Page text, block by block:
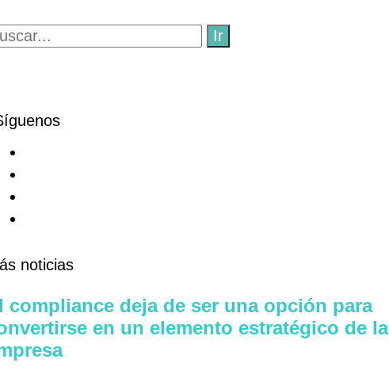
Ir
noticias
compliance deja de ser una opción para
en un elemento estratégico de la